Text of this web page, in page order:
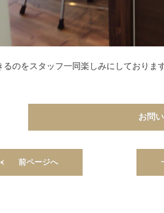
のをスタッフ一同楽しみにしております
お問
前ページへ